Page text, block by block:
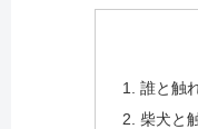
誰と触
柴犬と